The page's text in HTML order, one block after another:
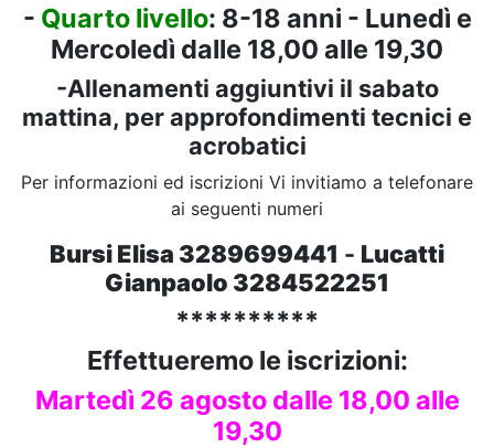
- Quarto livello: 8-18 anni - Lunedì e
Mercoledì dalle 18,00 alle 19,30
-Allenamenti aggiuntivi il sabato
mattina, per approfondimenti tecnici e
acrobatici
Per informazioni ed iscrizioni Vi invitiamo a telefonare
ai seguenti numeri
Bursi Elisa 3289699441 - Lucatti
Gianpaolo 3284522251
**********
Effettueremo le iscrizioni:
Martedì 26 agosto dalle 18,00 alle
19,30